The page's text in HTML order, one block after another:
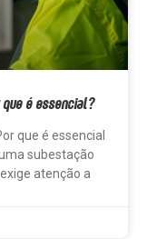
é essencial?
que é essencial
subestação
atenção a